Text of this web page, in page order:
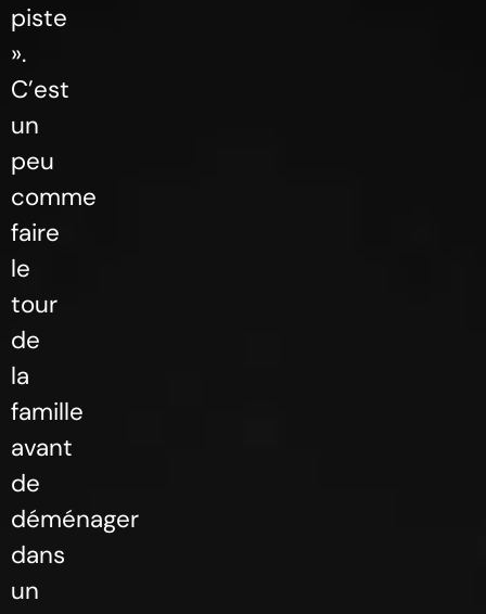
piste
».
C’est
un
peu
comme
faire
le
tour
de
la
famille
avant
de
déménager
dans
un